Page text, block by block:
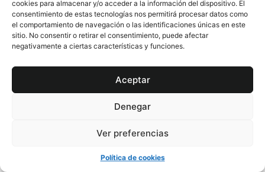
cookies para almacenar y/o acceder a la información del dispositivo. El
consentimiento de estas tecnologías nos permitirá procesar datos como
el comportamiento de navegación o las identificaciones únicas en este
sitio. No consentir o retirar el consentimiento, puede afectar
negativamente a ciertas características y funciones.
Aceptar
Denegar
Ver preferencias
Política de cookies
investigaciones científicas o instituciones
reconocidas.
– Comprueba si hay testimonios o revisiones de
otros usuarios que hayan seguido las
En resumen, si bien las hierbas medicinales
pueden ofrecer numerosos beneficios, su uso
profesional. Consultar a un herbolario certificado,